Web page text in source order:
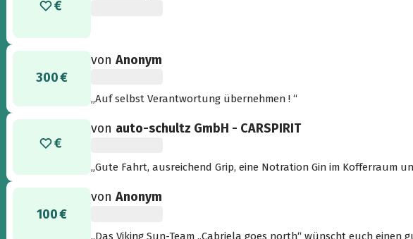
300 €
vonAnonym
„Auf selbst Verantwortung übernehmen ! “
von auto-schultz GmbH - CARSPIRIT
„Gute Fahrt, ausreichend Grip, eine Notration Gin im Kofferraum
100 €
vonAnonym
„Das Viking Sun-Team „Cabriela goes north“ wünscht euch